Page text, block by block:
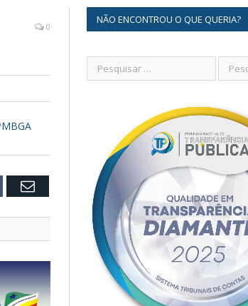
0
Email
NÃO ENCONTROU O QUE QUERIA?